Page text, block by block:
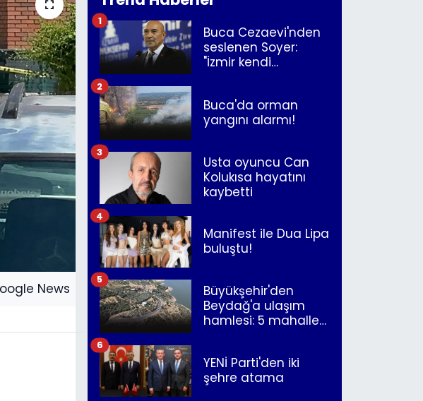
Buca Cezaevi'nden
seslenen Soyer:
"İzmir kendi
1
Buca'da orman
yangını alarmı!
2
Usta oyuncu Can
Kolukısa hayatını
kaybetti
3
Manifest ile Dua Lipa
buluştu!
4
Büyükşehir'den
Beydağ'a ulaşım
hamlesi: 5 mahalle
5
YENİ Parti'den iki
şehre atama
6